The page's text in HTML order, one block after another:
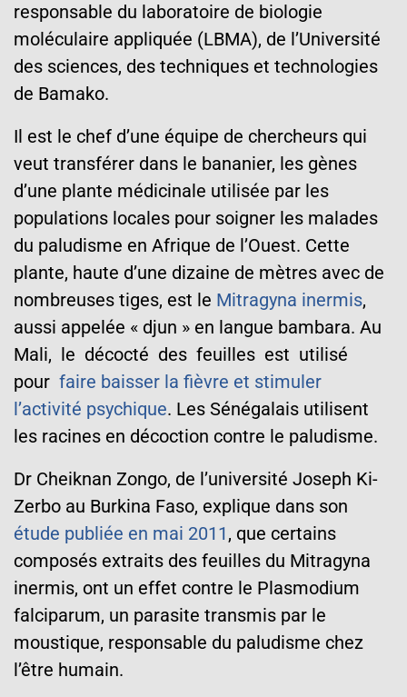
responsable du laboratoire de biologie
moléculaire appliquée (LBMA), de l’Université
des sciences, des techniques et technologies
de Bamako.
Il est le chef d’une équipe de chercheurs qui
veut transférer dans le bananier, les gènes
d’une plante médicinale utilisée par les
populations locales pour soigner les malades
du paludisme en Afrique de l’Ouest. Cette
plante, haute d’une dizaine de mètres avec de
nombreuses tiges, est le Mitragyna inermis,
aussi appelée « djun » en langue bambara. Au
Mali, le décocté des feuilles est utilisé
pour faire baisser la fièvre et stimuler
l’activité psychique. Les Sénégalais utilisent
les racines en décoction contre le paludisme.
Dr Cheiknan Zongo, de l’université Joseph Ki-
Zerbo au Burkina Faso, explique dans son
étude publiée en mai 2011, que certains
composés extraits des feuilles du Mitragyna
inermis, ont un effet contre le Plasmodium
falciparum, un parasite transmis par le
moustique, responsable du paludisme chez
l’être humain.